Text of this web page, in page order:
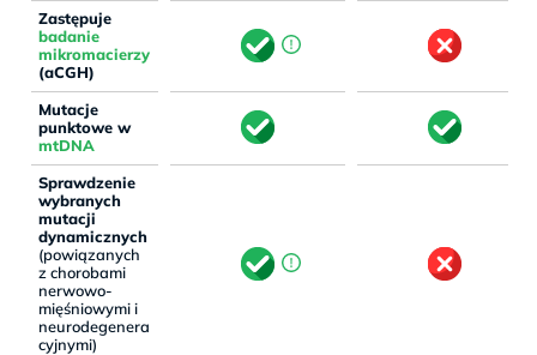
Zastępuje
badanie
mikromacierzy
(aCGH)
Mutacje
punktowe w
mtDNA
Sprawdzenie
wybranych
mutacji
dynamicznych
(powiązanych
z chorobami
nerwowo-
mięśniowymi i
neurodegenera
cyjnymi)